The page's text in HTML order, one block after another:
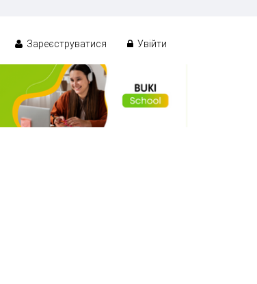
Зареєструватися Увійти